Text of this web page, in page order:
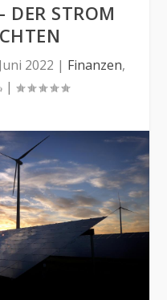
DER STROM
2022 | Finanzen,
|